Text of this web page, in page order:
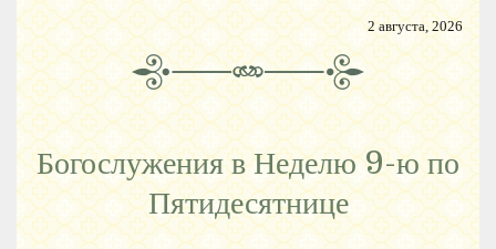
2 августа, 2026
Богослужения в Неделю 9-ю по
Пятидесятнице